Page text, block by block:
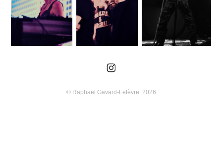
© Raphaël Gavard-Lefèvre. 2026